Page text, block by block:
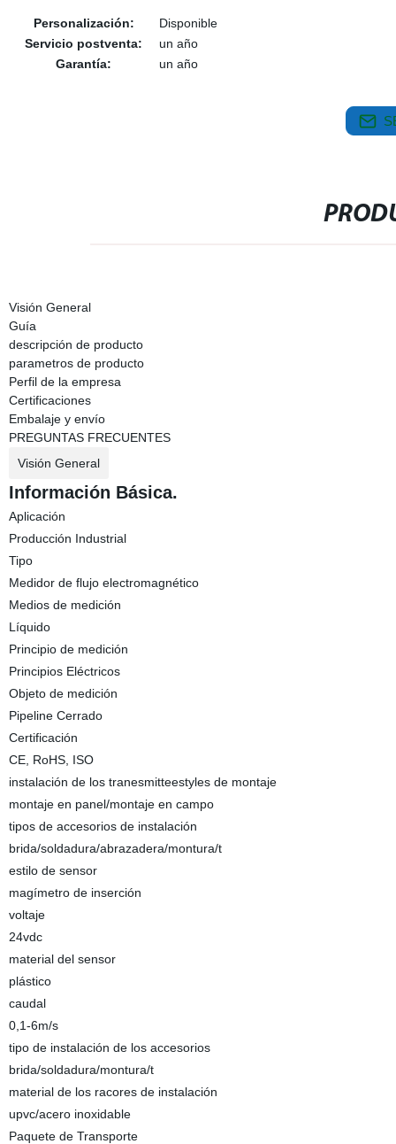
Personalización:
Disponible
Servicio postventa:
un año
Garantía:
un año
Visión General
Guía
descripción de producto
parametros de producto
Perfil de la empresa
Certificaciones
Embalaje y envío
PREGUNTAS FRECUENTES
Visión General
Información Básica.
Aplicación
Producción Industrial
Tipo
Medidor de flujo electromagnético
Medios de medición
Líquido
Principio de medición
Principios Eléctricos
Objeto de medición
Pipeline Cerrado
Certificación
CE, RoHS, ISO
instalación de los tranesmitteestyles de montaje
montaje en panel/montaje en campo
tipos de accesorios de instalación
brida/soldadura/abrazadera/montura/t
estilo de sensor
magímetro de inserción
voltaje
24vdc
material del sensor
plástico
caudal
0,1-6m/s
tipo de instalación de los accesorios
brida/soldadura/montura/t
material de los racores de instalación
upvc/acero inoxidable
Paquete de Transporte